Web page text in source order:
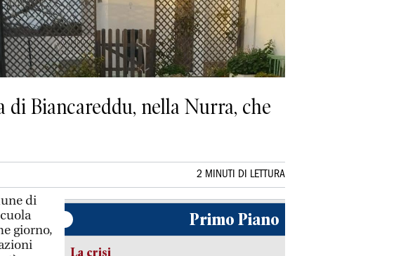
Biancareddu, nella Nurra, che
2 MINUTI DI LETTURA
di
giorno,
Primo Piano
La crisi